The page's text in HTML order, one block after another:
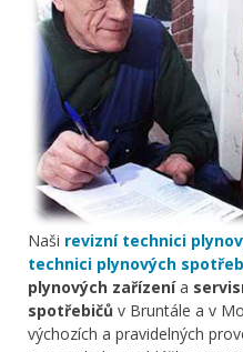
Naši revizní technici
technici plynových
plynových zařízenía
spotřebičů v Bruntále a v
výchozích a pravidelných